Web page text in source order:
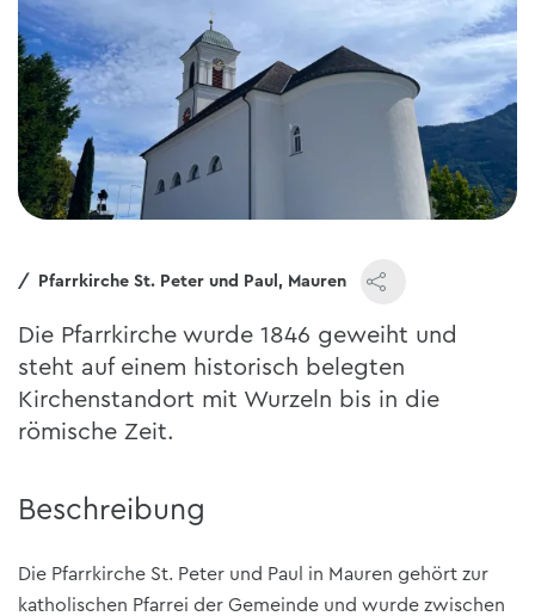
Pfarrkirche St. Peter und Paul, Mauren
Die Pfarrkirche wurde 1846 geweiht und
steht auf einem historisch belegten
Kirchenstandort mit Wurzeln bis in die
römische Zeit.
Beschreibung
Die Pfarrkirche St. Peter und Paul in Mauren gehört zur
katholischen Pfarrei der Gemeinde und wurde zwischen